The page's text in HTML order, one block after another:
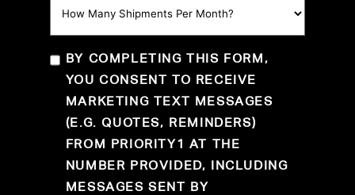
BY COMPLETING THIS FORM,
YOU CONSENT TO RECEIVE
MARKETING TEXT MESSAGES
(E.G. QUOTES, REMINDERS)
FROM PRIORITY1 AT THE
NUMBER PROVIDED, INCLUDING
MESSAGES SENT BY